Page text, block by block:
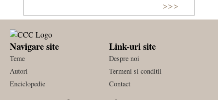
>>>
Navigare site
Teme
Autori
Enciclopedie
Link-uri site
Despre noi
Termeni si conditii
Contact